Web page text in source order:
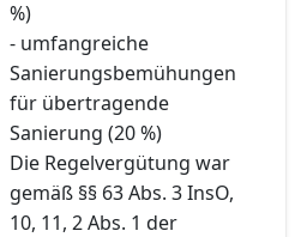
%)
- umfangreiche
Sanierungsbemühungen
für übertragende
Sanierung (20 %)
Die Regelvergütung war
gemäß §§ 63 Abs. 3 InsO,
10, 11, 2 Abs. 1 der